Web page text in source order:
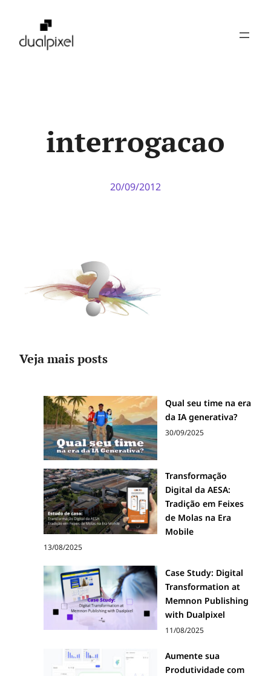
interrogacao
20/09/2012
Veja mais posts
Qual seu time na era
da IA generativa?
30/09/2025
Transformação
Digital da AESA:
Tradição em Feixes
de Molas na Era
Mobile
13/08/2025
Case Study: Digital
Transformation at
Memnon Publishing
with Dualpixel
11/08/2025
Aumente sua
Produtividade com